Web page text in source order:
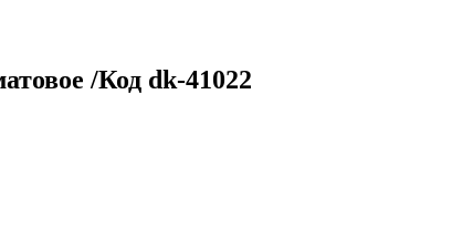
/Код dk-41022